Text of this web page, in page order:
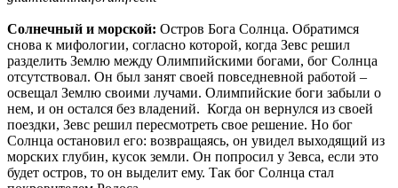
Солнечный и морской: Остров Бога Солнца. Обратимся
снова к мифологии, согласно которой, когда Зевс решил
разделить Землю между Олимпийскими богами, бог Солнца
отсутствовал. Он был занят своей повседневной работой –
освещал Землю своими лучами. Олимпийские боги забыли о
нем, и он остался без владений. Когда он вернулся из своей
поездки, Зевс решил пересмотреть свое решение. Но бог
Солнца остановил его: возвращаясь, он увидел выходящий из
морских глубин, кусок земли. Он попросил у Зевса, если это
будет остров, то он выделит ему. Так бог Солнца стал